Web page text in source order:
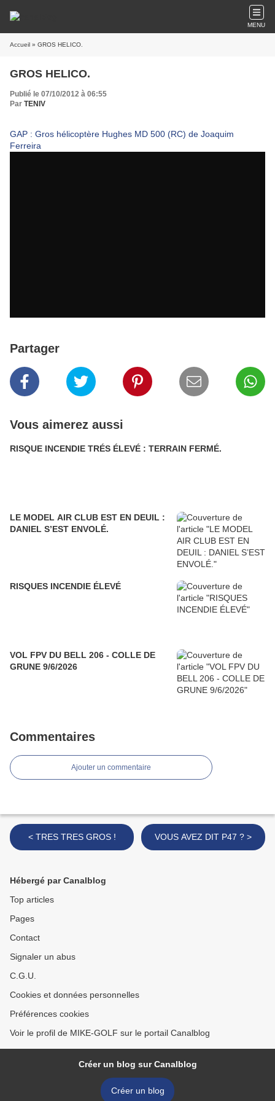
MENU
Accueil » GROS HELICO.
GROS HELICO.
Publié le 07/10/2012 à 06:55
Par TENIV
GAP : Gros hélicoptère Hughes MD 500 (RC) de Joaquim
Ferreira
Partager
Vous aimerez aussi
RISQUE INCENDIE TRÉS ÉLEVÉ : TERRAIN FERMÉ.
LE MODEL AIR CLUB EST EN DEUIL :
DANIEL S’EST ENVOLÉ.
RISQUES INCENDIE ÉLEVÉ
VOL FPV DU BELL 206 - COLLE DE
GRUNE 9/6/2026
Commentaires
Ajouter un commentaire
< TRES TRES GROS ! VOUS AVEZ DIT P47 ? >
Hébergé par Canalblog
Top articles
Pages
Contact
Signaler un abus
C.G.U.
Cookies et données personnelles
Préférences cookies
Voir le profil de MIKE-GOLF sur le portail Canalblog
Créer un blog sur Canalblog
Créer un blog